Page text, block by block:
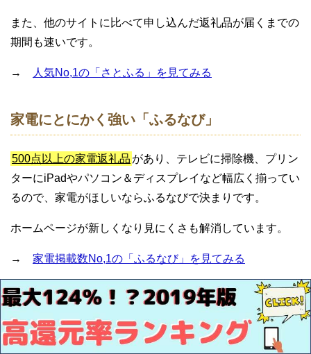
また、他のサイトに比べて申し込んだ返礼品が届くまでの
期間も速いです。
→ 人気No,1の「さとふる」を見てみる
家電にとにかく強い「ふるなび」
500点以上の家電返礼品 があり、テレビに掃除機、プリン
ターにiPadやパソコン＆ディスプレイなど幅広く揃ってい
るので、家電がほしいならふるなびで決まりです。
ホームページが新しくなり見にくさも解消しています。
→ 家電掲載数No,1の「ふるなび」を見てみる
ポイント10倍以上を狙える「楽天ふるさと納
税」